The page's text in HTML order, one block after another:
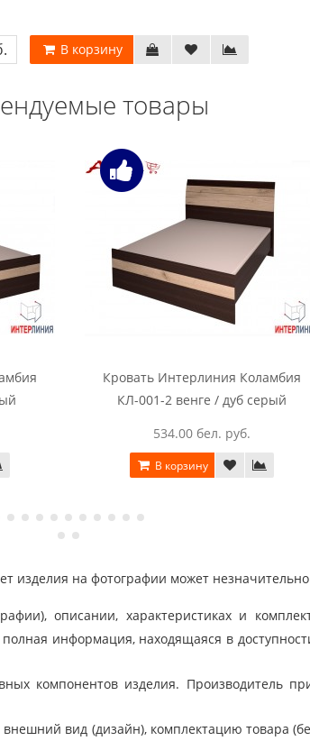
В корзину
товары
Кровать Интерлиния Коламбия
КЛ-001-2 венге / дуб серый
534.00 бел. руб.
В корзину
изделия на фотографии может незначительно
описании, характеристиках и
информация, находящаяся в
компонентов изделия. Производитель
вид (дизайн), комплектацию товара